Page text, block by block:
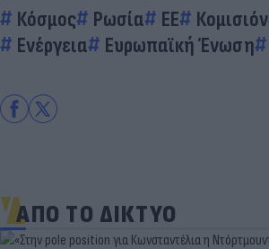
Κόσμος Ρωσία EE Κομισιόν
Ενέργεια
Ευρωπαϊκή Ένωση
ΑΠΟ ΤΟ ΔΙΚΤΥΟ